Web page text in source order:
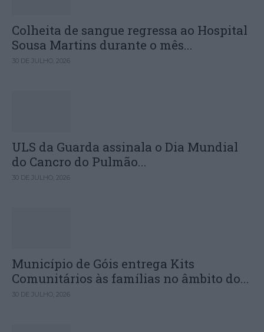
Colheita de sangue regressa ao Hospital
Sousa Martins durante o mês...
30 DE JULHO, 2026
ULS da Guarda assinala o Dia Mundial
do Cancro do Pulmão...
30 DE JULHO, 2026
Município de Góis entrega Kits
Comunitários às famílias no âmbito do...
30 DE JULHO, 2026